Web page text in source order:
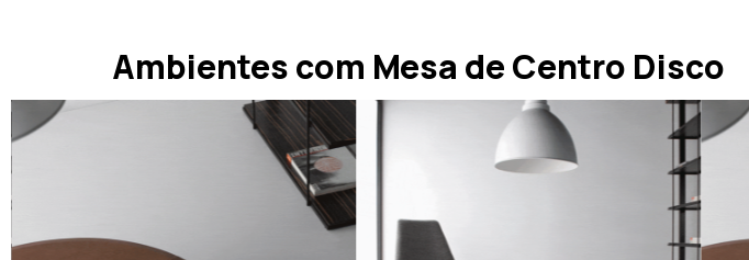
Ambientes com Mesa de Centro Disco